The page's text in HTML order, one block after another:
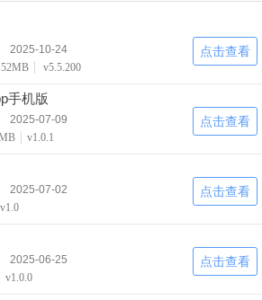
2025-10-24
v5.5.200
点击查看
手机版
2025-07-09
v1.0.1
点击查看
2025-07-02
v1.0
点击查看
2025-06-25
v1.0.0
点击查看